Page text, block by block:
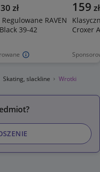
30 zł
RAVEN
39-42
159 zł
Croxer
Skating, slackline Wrotki